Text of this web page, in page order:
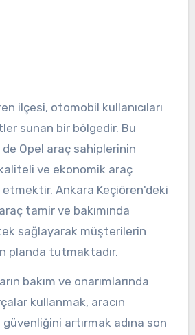
ilçesi, otomobil kullanıcıları
sunan bir bölgedir. Bu
Opel araç sahiplerinin
ve ekonomik araç
etmektir. Ankara Keçiören'deki
tamir ve bakımında
sağlayarak müşterilerin
planda tutmaktadır.
bakım ve onarımlarında
kullanmak, aracın
güvenliğini artırmak adına son